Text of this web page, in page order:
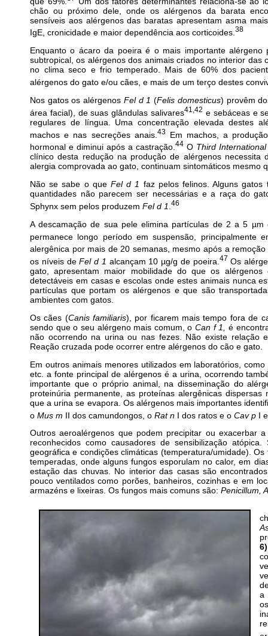
chão ou próximo dele, onde os alérgenos da barata
sensíveis aos alérgenos das baratas apresentam asma
IgE, cronicidade e maior dependência aos corticoides.38
Enquanto o ácaro da poeira é o mais importante
subtropical, os alérgenos dos animais criados no interior
no clima seco e frio temperado. Mais de 60% dos
alérgenos do gato e/ou cães, e mais de um terço destes
Nos gatos os alérgenos Fel d 1(Felis domesticus) provêm
área facial), de suas glândulas salivares41,42 e sebáceas e
regulares de língua. Uma concentração elevada destes
machos e nas secreções anais. 43Em machos, a
hormonal e diminui após a castração. 44 O Third
clínico desta redução na produção de alérgenos necessita
alergia comprovada ao gato, continuam sintomáticos mesmo
Não se sabe o que Fel d 1 faz pelos felinos. Alguns
quantidades não parecem ser necessárias e a raça do
Sphynx sem pelos produzem Fel d 1 46
A descamação de sua pele elimina partículas de 2 a 5
permanece longo período em suspensão, principalmente
alergênica por mais de 20 semanas, mesmo após a
os níveis deFel d 1 alcançam 10 µg/g de poeira. 47 Os
gato, apresentam maior mobilidade do que os
detectáveis em casas e escolas onde estes animais nunca
partículas que portam os alérgenos e que são
ambientes com gatos.
Os cães (Canis familiaris), por ficarem mais tempo fora de
sendo que o seu alérgeno mais comum, oCan f 1, é
não ocorrendo na urina ou nas fezes. Não existe relação
Reação cruzada pode ocorrer entre alérgenos do cão e gato.
Em outros animais menores utilizados em laboratórios,
etc. a fonte principal de alérgenos é a urina, ocorrendo
importante que o próprio animal, na disseminação do
proteinúria permanente, as proteínas alergênicas
que a urina se evapora. Os alérgenos mais importantes
o Mus m II dos camundongos, o Rat n I dos ratos e o Cav p I
Outros aeroalérgenos que podem precipitar ou exacerbar
reconhecidos como causadores de sensibilização
geográfica e condições climáticas (temperatura/umidade).
temperadas, onde alguns fungos esporulam no calor, em
estação das chuvas. No interior das casas são
pouco ventilados como porões, banheiros, cozinhas e em
armazéns e lixeiras. Os fungos mais comuns são: Penicillum,
6)
a